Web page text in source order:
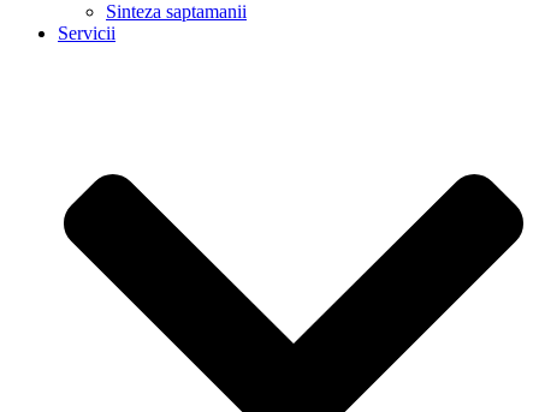
Sinteza saptamanii
Servicii